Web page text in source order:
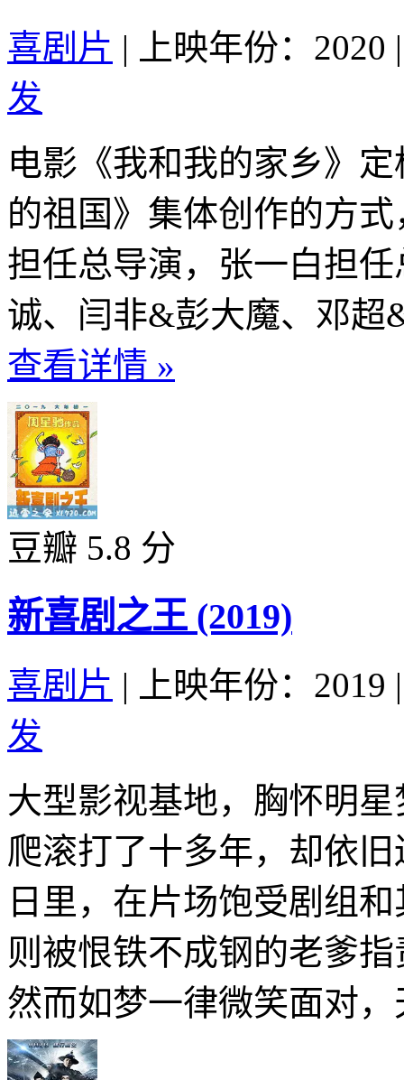
喜剧片 | 上映年份：2020 |
发
电影《我和我的家乡》
的祖国》集体创作的方
担任总导演，张一白担
诚、闫非&彭大魔、邓超
查看详情 »
豆瓣 5.8 分
新喜剧之王 (2019)
喜剧片 | 上映年份：2019 |
发
大型影视基地，胸怀明
爬滚打了十多年，却依
日里，在片场饱受剧组
则被恨铁不成钢的老爹
然而如梦一律微笑面对